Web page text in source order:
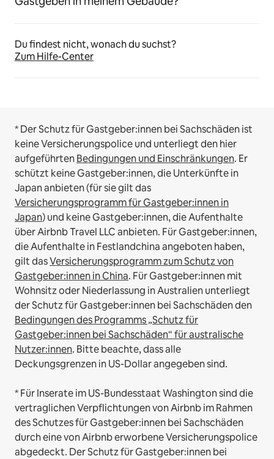
Du findest nicht, wonach du suchst?
Zum Hilfe-Center
* Der Schutz für Gastgeber:innen bei Sachschäden ist
keine Versicherungspolice und unterliegt den hier
aufgeführtenBedingungen und Einschränkungen. Er
schützt keine Gastgeber:innen, die Unterkünfte in
Japan anbieten (für sie gilt das
Versicherungsprogramm für Gastgeber:innen in
Japan) und keine Gastgeber:innen, die Aufenthalte
über Airbnb Travel LLC anbieten. Für Gastgeber:innen,
die Aufenthalte in Festlandchina angeboten haben,
gilt dasVersicherungsprogramm zum Schutz von
Gastgeber:innen in China. Für Gastgeber:innen mit
Wohnsitz oder Niederlassung in Australien unterliegt
der Schutz für Gastgeber:innen bei Sachschäden den
Bedingungen des Programms „Schutz für
Gastgeber:innen bei Sachschäden“ für australische
Nutzer:innen. Bitte beachte, dass alle
Deckungsgrenzen in US-Dollar angegeben sind.
* Für Inserate im US-Bundesstaat Washington sind die
vertraglichen Verpflichtungen von Airbnb im Rahmen
des Schutzes für Gastgeber:innen bei Sachschäden
durch eine von Airbnb erworbene Versicherungspolice
abgedeckt. Der Schutz für Gastgeber:innen bei